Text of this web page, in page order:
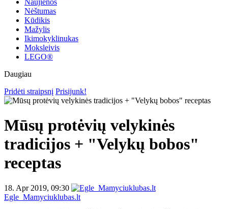
Naujienos
Nėštumas
Kūdikis
Mažylis
Ikimokyklinukas
Moksleivis
LEGO®
Daugiau
Pridėti straipsnį Prisijunk!
Mūsų protėvių velykinės
tradicijos + "Velykų bobos"
receptas
18. Apr 2019, 09:30
Egle_Mamyciuklubas.lt